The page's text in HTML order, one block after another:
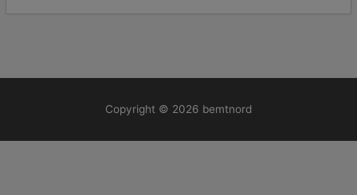
Copyright © 2026 bemtnord